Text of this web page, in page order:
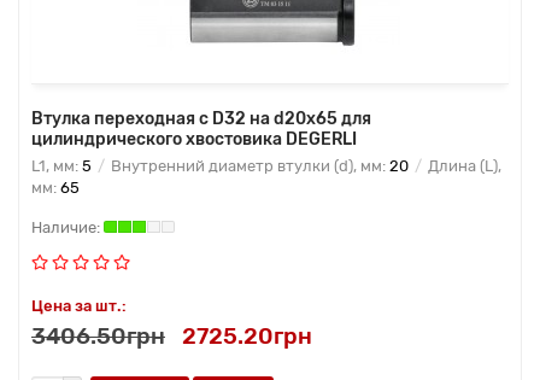
Втулка переходная с D32 на d20x65 для
цилиндрического хвостовика DEGERLI
L1, мм: 5 Внутренний диаметр втулки (d), мм: 20
Длина (L),
мм: 65
Цена за шт.:
3406.50грн 2725.20грн